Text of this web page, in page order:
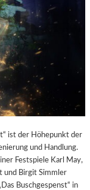
ist der Höhepunkt der
und Handlung.
Festspiele Karl May,
und Birgit Simmler
Buschgespenst“ in